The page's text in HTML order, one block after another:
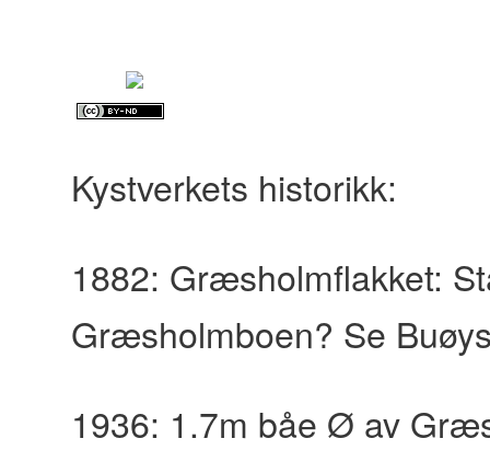
Kystverkets historikk:
1882: Græsholmflakket:
Græsholmboen? Se
1936: 1.7m båe Ø av